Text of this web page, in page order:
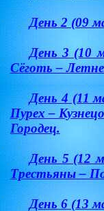
День 2 (09
День 3 (10
Сёготь –
День 4 (11
Пурех –
Городец.
День 5 (12
Трестьяны –
День 6 (13